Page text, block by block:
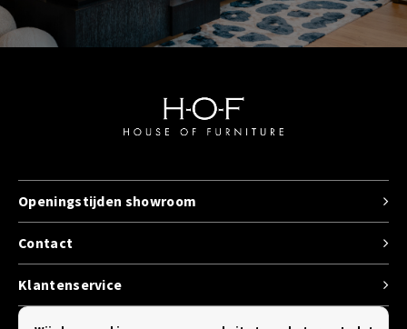
Contact
Openingstijden showroom
Klantenservice